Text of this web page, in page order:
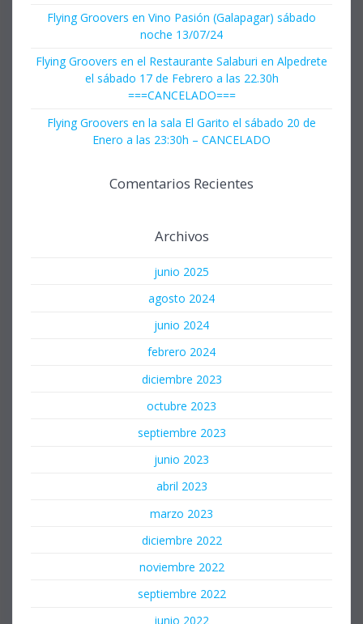
Flying Groovers en Vino Pasión (Galapagar) sábado
noche 13/07/24
Flying Groovers en el Restaurante Salaburi en Alpedrete
el sábado 17 de Febrero a las 22.30h
===CANCELADO===
Flying Groovers en la sala El Garito el sábado 20 de
Enero a las 23:30h – CANCELADO
Comentarios Recientes
Archivos
junio 2025
agosto 2024
junio 2024
febrero 2024
diciembre 2023
octubre 2023
septiembre 2023
junio 2023
abril 2023
marzo 2023
diciembre 2022
noviembre 2022
septiembre 2022
junio 2022